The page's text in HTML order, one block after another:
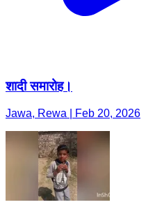
शादी समारोह।
Jawa, Rewa | Feb 20, 2026